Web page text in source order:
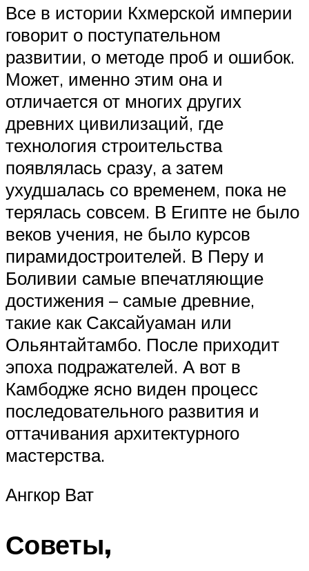
Все в истории Кхмерской империи
говорит о поступательном
развитии, о методе проб и ошибок.
Может, именно этим она и
отличается от многих других
древних цивилизаций, где
технология строительства
появлялась сразу, а затем
ухудшалась со временем, пока не
терялась совсем. В Египте не было
веков учения, не было курсов
пирамидостроителей. В Перу и
Боливии самые впечатляющие
достижения – самые древние,
такие как Саксайуаман или
Ольянтайтамбо. После приходит
эпоха подражателей. А вот в
Камбодже ясно виден процесс
последовательного развития и
оттачивания архитектурного
мастерства.
Ангкор Ват
Советы,